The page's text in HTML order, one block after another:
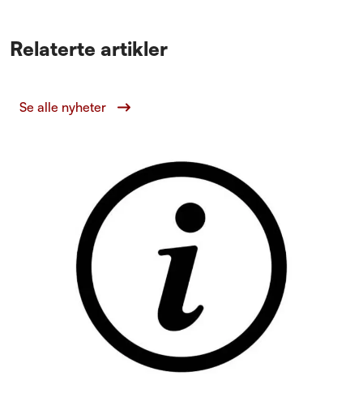
Relaterte artikler
Se alle nyheter